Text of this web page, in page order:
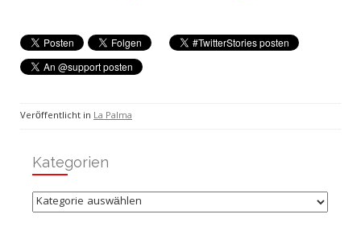
Veröffentlicht in La Palma
Kategorien
Kategorien